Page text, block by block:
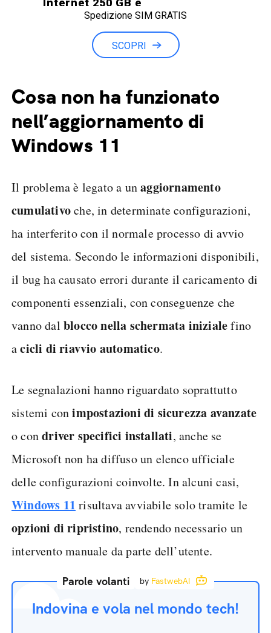
Internet 250 GB e
Minuti illimitati
Spedizione SIM GRATIS
SCOPRI
Cosa non ha funzionato
nell’aggiornamento di
Windows 11
Il problema è legato a unaggiornamento
cumulativoche, in determinate configurazioni,
ha interferito con il normale processo di avvio
del sistema. Secondo le informazioni disponibili,
il bug ha causato errori durante il caricamento di
componenti essenziali, con conseguenze che
vanno dal blocco nella schermata inizialefino
acicli di riavvio automatico.
Le segnalazioni hanno riguardato soprattutto
sistemi conimpostazioni di sicurezza avanzate
o condriver specifici installati, anche se
Microsoft non ha diffuso un elenco ufficiale
delle configurazioni coinvolte. In alcuni casi,
Windows 11 risultava avviabile solo tramite le
opzioni di ripristino, rendendo necessario un
intervento manuale da parte dell’utente.
Parole volanti by FastwebAI
Indovina e vola nel mondo tech!